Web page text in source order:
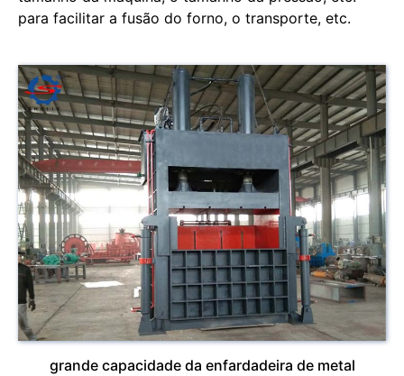
para facilitar a fusão do forno, o transporte, etc.
grande capacidade da enfardadeira de metal